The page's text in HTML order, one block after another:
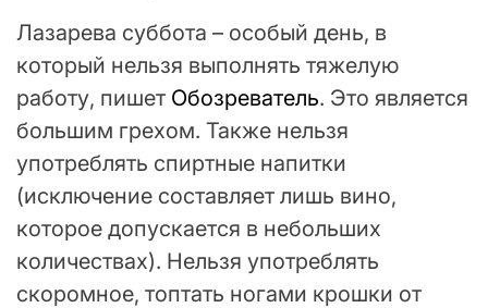
Лазарева суббота – особый день, в
который нельзя выполнять тяжелую
работу, пишет Обозреватель. Это является
большим грехом. Также нельзя
употреблять спиртные напитки
(исключение составляет лишь вино,
которое допускается в небольших
количествах). Нельзя употреблять
скоромное, топтать ногами крошки от